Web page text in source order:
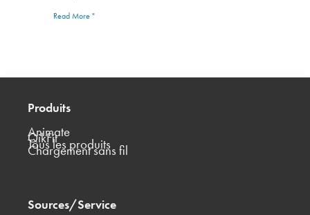
Read More "
Produits
Animate
QikFit
Tous les produits
Chargement sans fil
Sources/Service